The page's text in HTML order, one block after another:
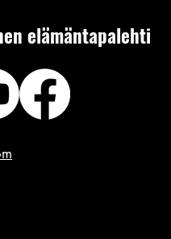
on voitelu
elämäntapalehti